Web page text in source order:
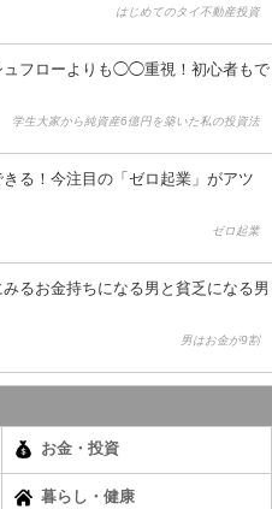
はじめてのタイ不動産投資
ュフローよりも◯◯重視！初心者もで
学生大家から純資産6億円を築いた私の投資法
る！今注目の「ゼロ起業」がアツ
ゼロ起業
みるお金持ちになる男と貧乏になる男
男はお金が9割
お金・投資
暮らし・健康